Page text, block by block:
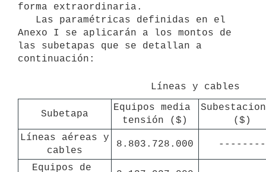
forma extraordinaria.
Anexo I se aplicarán a los montos de
las subetapas que se detallan a
continuación:
Líneas y cables
Subetapa
Equipos media
tensión ($)
($)
Líneas aéreas y
cables
8.803.728.000 --------
Equipos de